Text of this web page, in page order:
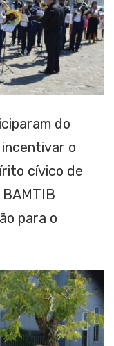
do
o
cívico de
para o